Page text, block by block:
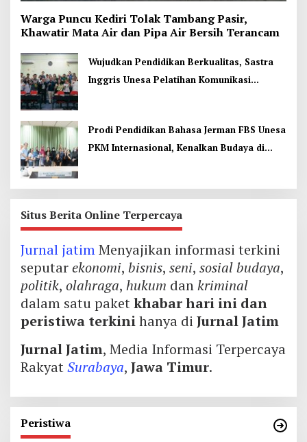
Warga Puncu Kediri Tolak Tambang Pasir,
Khawatir Mata Air dan Pipa Air Bersih Terancam
Wujudkan Pendidikan Berkualitas, Sastra
Inggris Unesa Pelatihan Komunikasi
Prodi Pendidikan Bahasa Jerman FBS Unesa
PKM Internasional, Kenalkan Budaya di
Situs Berita Online Terpercaya
Jurnal jatimMenyajikan informasi terkini
seputarekonomi, bisnis, seni, sosial budaya,
politik, olahraga, hukum dankriminal
dalam satu paketkhabar hari ini dan
peristiwa terkinihanya di Jurnal Jatim
Jurnal Jatim, Media Informasi Terpercaya
RakyatSurabaya, Jawa Timur.
Peristiwa